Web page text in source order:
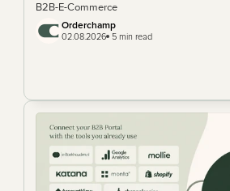
B2B-E-Commerce
Orderchamp
02.08.2026 5 min read